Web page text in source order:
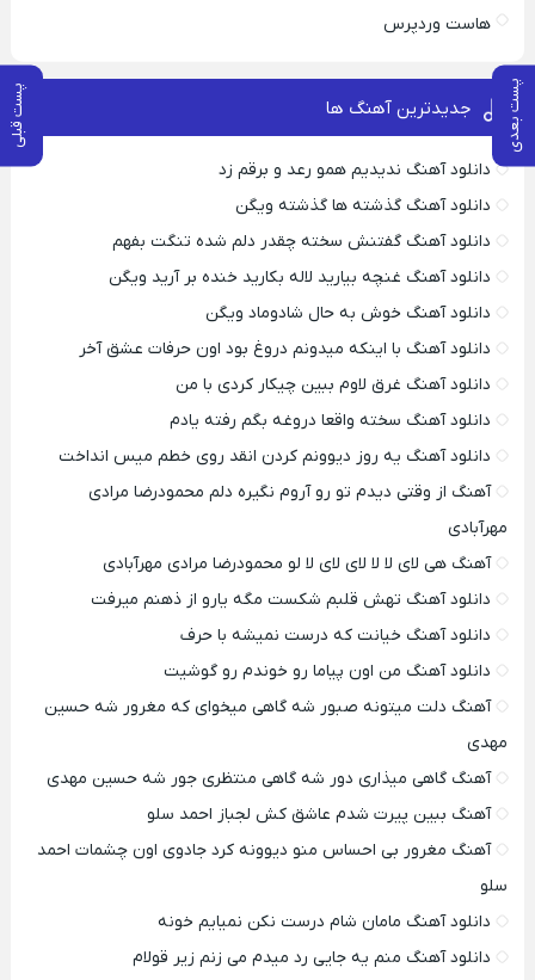
پست بعدی پست قبلی
هاست وردپرس
جدیدترین آهنگ ها
دانلود آهنگ ندیدیم همو رعد و برقم زد
دانلود آهنگ گذشته ها گذشته ویگن
دانلود آهنگ گفتنش سخته چقدر دلم شده تنگت بفهم
دانلود آهنگ غنچه بیارید لاله بکارید خنده بر آرید ویگن
دانلود آهنگ خوش به حال شادوماد ویگن
دانلود آهنگ با اینکه میدونم دروغ بود اون حرفات عشق آخر
دانلود آهنگ غرق لاوم ببین چیکار کردی با من
دانلود آهنگ سخته واقعا دروغه بگم رفته یادم
دانلود آهنگ یه روز دیوونم کردن انقد روی خطم میس انداخت
آهنگ از وقتی دیدم تو رو آروم نگیره دلم محمودرضا مرادی
مهرآبادی
آهنگ هی لای لا لا لای لای لا لو محمودرضا مرادی مهرآبادی
دانلود آهنگ تهش قلبم شکست مگه یارو از ذهنم میرفت
دانلود آهنگ خیانت که درست نمیشه با حرف
دانلود آهنگ من اون پیاما رو خوندم رو گوشیت
آهنگ دلت میتونه صبور شه گاهی میخوای که مغرور شه حسین
مهدی
آهنگ گاهی میذاری دور شه گاهی منتظری جور شه حسین مهدی
آهنگ ببین پیرت شدم عاشق کش لجباز احمد سلو
آهنگ مغرور بی احساس منو دیوونه کرد جادوی اون چشمات احمد
سلو
دانلود آهنگ مامان شام درست نکن نمیایم خونه
دانلود آهنگ منم یه جایی رد میدم می زنم زیر قولام